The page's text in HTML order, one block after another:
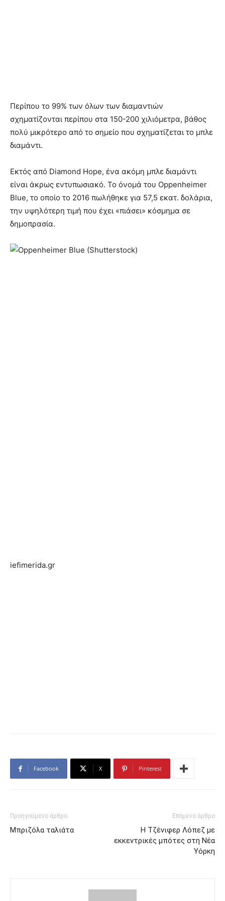
Περίπου το 99% των όλων των διαμαντιών
σχηματίζονται περίπου στα 150-200 χιλιόμετρα, βάθος
πολύ μικρότερο από το σημείο που σχηματίζεται το μπλε
διαμάντι.
Εκτός από Diamond Hope, ένα ακόμη μπλε διαμάντι
είναι άκρως εντυπωσιακό. Το όνομά του Oppenheimer
Blue, το οποίο το 2016 πωλήθηκε για 57,5 εκατ. δολάρια,
την υψηλότερη τιμή που έχει «πιάσει» κόσμημα σε
δημοπρασία.
iefimerida.gr
Facebook X Pinterest
Προηγούμενο άρθρο
Μπριζόλα ταλιάτα
Επόμενο άρθρο
Η Τζένιφερ Λόπεζ με
εκκεντρικές μπότες στη Νέα
Υόρκη